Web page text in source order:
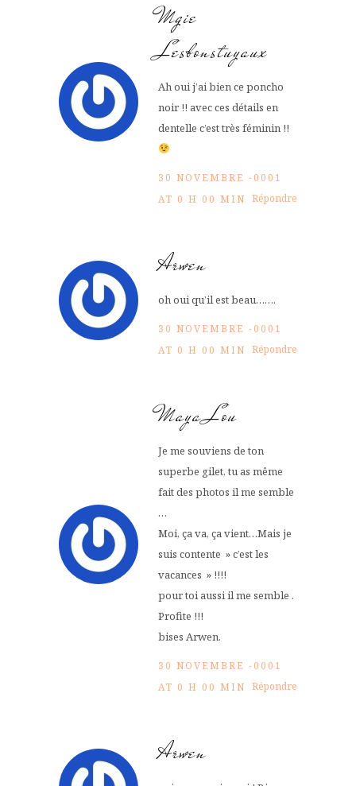
Mgie
Lesbonstuyaux
Ah oui j’ai bien ce poncho
noir !! avec ces détails en
dentelle c’est très féminin !!
30 NOVEMBRE -0001
AT 0 H 00 MIN Répondre
Arwen
oh oui qu’il est beau…….
30 NOVEMBRE -0001
AT 0 H 00 MIN Répondre
Maya Lou
Je me souviens de ton
superbe gilet, tu as même
fait des photos il me semble
…
Moi, ça va, ça vient…Mais je
suis contente » c’est les
vacances » !!!!
pour toi aussi il me semble .
Profite !!!
bises Arwen.
30 NOVEMBRE -0001
AT 0 H 00 MIN Répondre
Arwen